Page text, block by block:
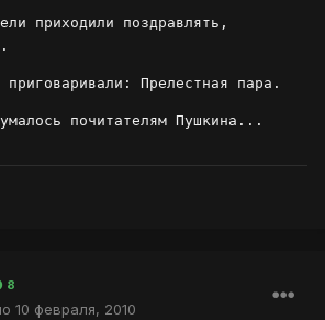
приходили поздравлять,
Прелестная пара.
почитателям Пушкина...
8
10 февраля, 2010